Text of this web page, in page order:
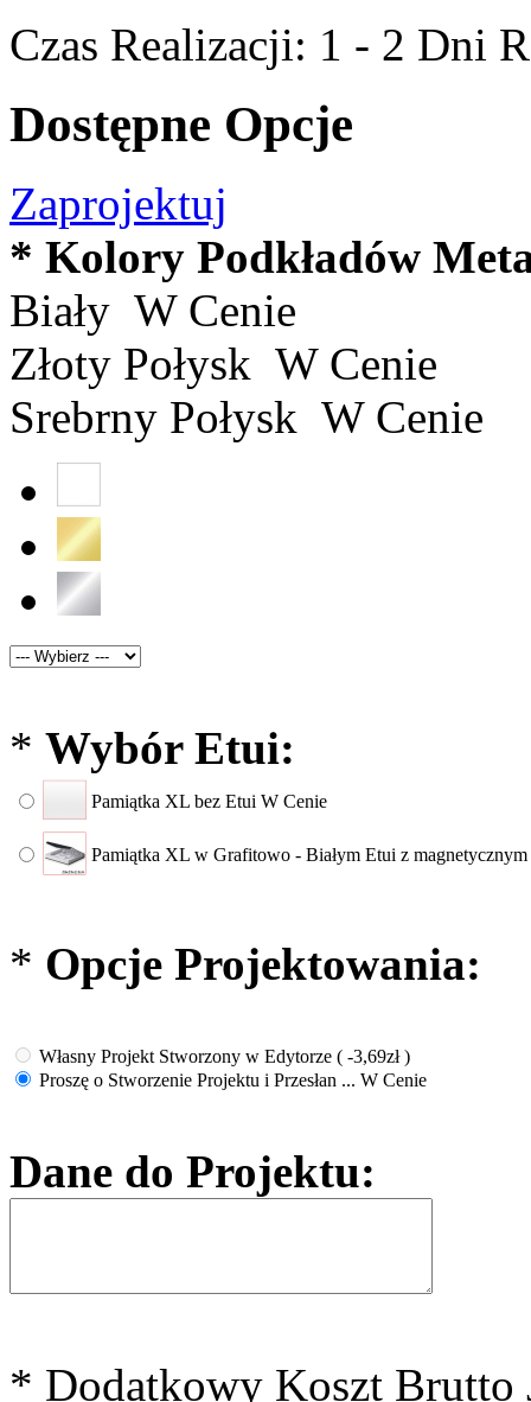
Czas Realizacji: 1 - 2 Dni
Dostępne Opcje
Zaprojektuj
* Kolory Podkładów
Biały W Cenie
Złoty Połysk W Cenie
Srebrny Połysk W Cenie
* Wybór Etui:
Pamiątka XL bez Etui W Cenie
Pamiątka XL w Grafitowo - Białym Etui z
* Opcje Projektowania:
Własny Projekt Stworzony w Edytorze ( -3,69zł )
Proszę o Stworzenie Projektu i Przesłan ... W Cenie
Dane do Projektu:
* Dodatkowy Koszt Brutto